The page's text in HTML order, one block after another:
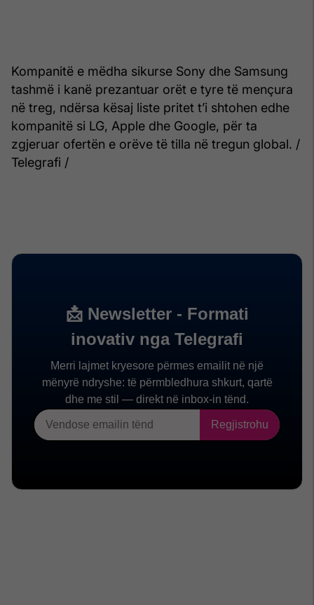
Kompanitë e mëdha sikurse Sony dhe Samsung
tashmë i kanë prezantuar orët e tyre të mençura
në treg, ndërsa kësaj liste pritet t’i shtohen edhe
kompanitë si LG, Apple dhe Google, për ta
zgjeruar ofertën e orëve të tilla në tregun global. /
Telegrafi /